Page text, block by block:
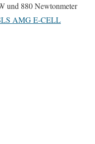
und 880 Newtonmeter
AMG E-CELL